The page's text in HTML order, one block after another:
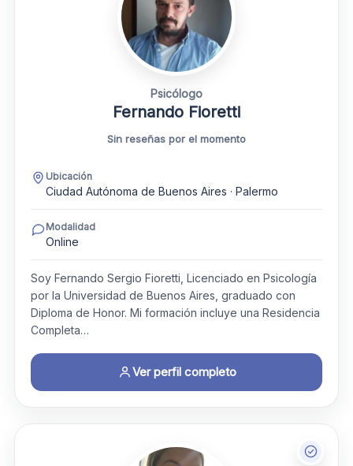
Psicólogo
Fernando Fioretti
Sin reseñas por el momento
Ubicación
Ciudad Autónoma de Buenos Aires · Palermo
Modalidad
Online
Soy Fernando Sergio Fioretti, Licenciado en Psicología
por la Universidad de Buenos Aires, graduado con
Diploma de Honor. Mi formación incluye una Residencia
Completa…
Ver perfil completo